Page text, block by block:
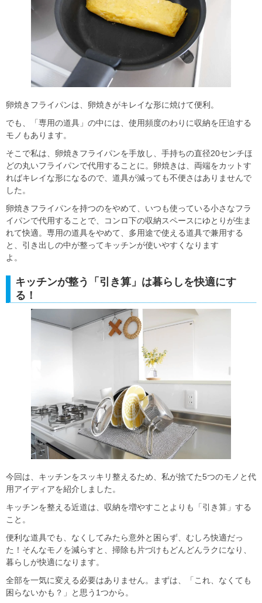
卵焼きフライパンは、卵焼きがキレイな形に焼けて便利。
でも、「専用の道具」の中には、使用頻度のわりに収納を圧迫する
モノもあります。
そこで私は、卵焼きフライパンを手放し、手持ちの直径20センチほ
どの丸いフライパンで代用することに。卵焼きは、両端をカットす
ればキレイな形になるので、道具が減っても不便さはありませんで
した。
卵焼きフライパンを持つのをやめて、いつも使っている小さなフラ
イパンで代用することで、コンロ下の収納スペースにゆとりが生ま
れて快適。専用の道具をやめて、多用途で使える道具で兼用する
と、引き出しの中が整ってキッチンが使いやすくなります
よ。
キッチンが整う「引き算」は暮らしを快適にす
る！
今回は、キッチンをスッキリ整えるため、私が捨てた5つのモノと代
用アイディアを紹介しました。
キッチンを整える近道は、収納を増やすことよりも「引き算」する
こと。
便利な道具でも、なくしてみたら意外と困らず、むしろ快適だっ
た！そんなモノを減らすと、掃除も片づけもどんどんラクになり、
暮らしが快適になります。
全部を一気に変える必要はありません。まずは、「これ、なくても
困らないかも？」と思う1つから。